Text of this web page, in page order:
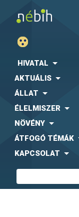
HIVATAL
AKTUÁLIS
ÁLLAT
ÉLELMISZER
NÖVÉNY
ÁTFOGÓ TÉMÁK
KAPCSOLAT